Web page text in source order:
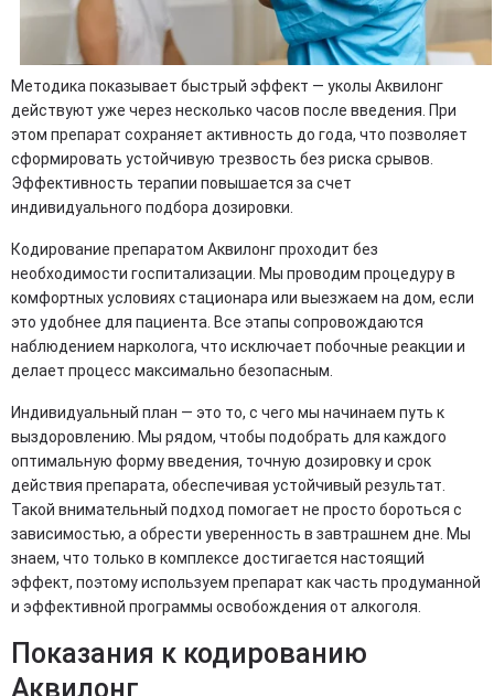
Методика показывает быстрый эффект — уколы Аквилонг
действуют уже через несколько часов после введения. При
этом препарат сохраняет активность до года, что позволяет
сформировать устойчивую трезвость без риска срывов.
Эффективность терапии повышается за счет
индивидуального подбора дозировки.
Кодирование препаратом Аквилонг проходит без
необходимости госпитализации. Мы проводим процедуру в
комфортных условиях стационара или выезжаем на дом, если
это удобнее для пациента. Все этапы сопровождаются
наблюдением нарколога, что исключает побочные реакции и
делает процесс максимально безопасным.
Индивидуальный план — это то, с чего мы начинаем путь к
выздоровлению. Мы рядом, чтобы подобрать для каждого
оптимальную форму введения, точную дозировку и срок
действия препарата, обеспечивая устойчивый результат.
Такой внимательный подход помогает не просто бороться с
зависимостью, а обрести уверенность в завтрашнем дне. Мы
знаем, что только в комплексе достигается настоящий
эффект, поэтому используем препарат как часть продуманной
и эффективной программы освобождения от алкоголя.
Показания к кодированию
Аквилонг